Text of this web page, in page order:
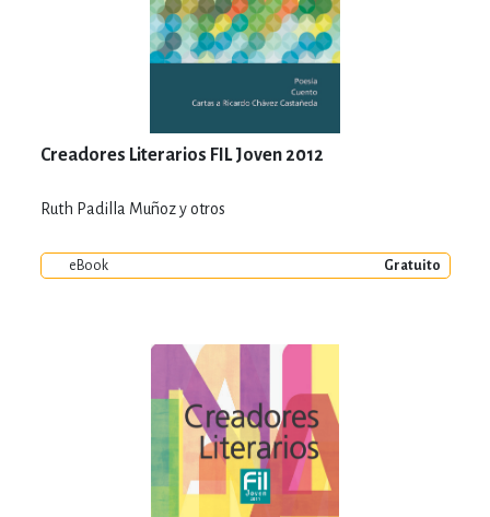
Creadores Literarios FIL Joven 2012
Ruth Padilla Muñoz y otros
eBook Gratuito